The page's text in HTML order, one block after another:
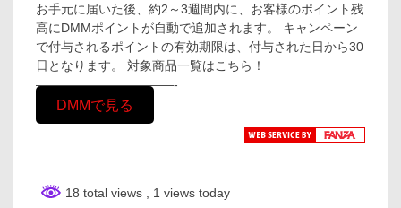
お手元に届いた後、約2～3週間内に、お客様のポイント残
高にDMMポイントが自動で追加されます。 キャンペーン
で付与されるポイントの有効期限は、付与された日から30
日となります。 対象商品一覧はこちら！
———————————-
DMMで見る
18 total views , 1 views today